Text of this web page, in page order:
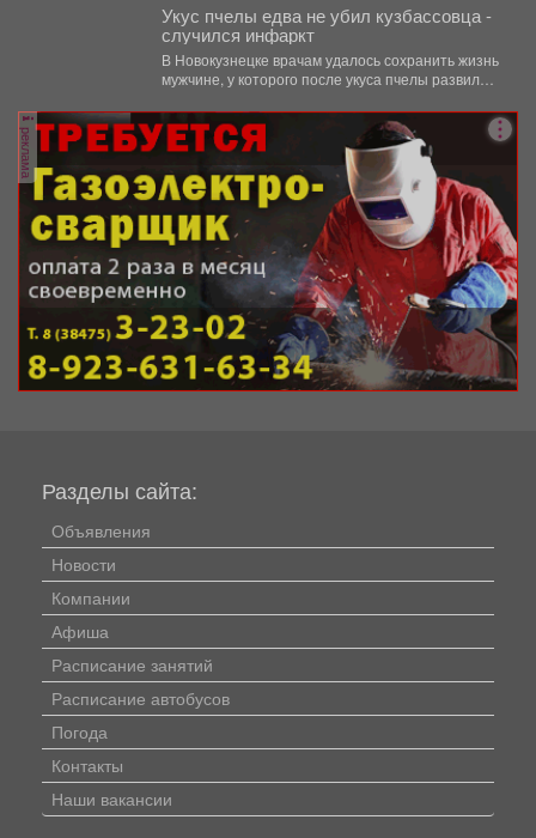
Укус пчелы едва не убил кузбассовца -
случился инфаркт
В Новокузнецке врачам удалось сохранить жизнь
мужчине, у которого после укуса пчелы развился
реклама
Разделы сайта:
Объявления
Новости
Компании
Афиша
Расписание занятий
Расписание автобусов
Погода
Контакты
Наши вакансии